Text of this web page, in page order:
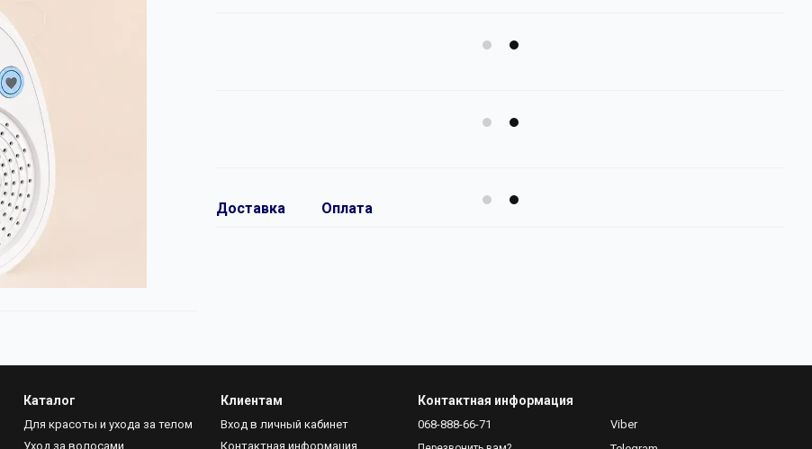
Доставка Оплата
Каталог
Для красоты и ухода за телом
Уход за волосами
Клиентам
Вход в личный кабинет
Контактная информация
Контактная информация
068-888-66-71
Viber